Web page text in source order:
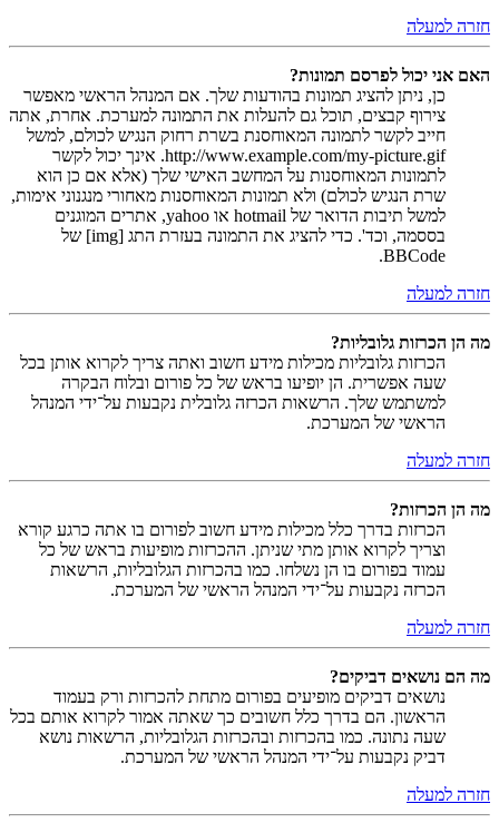
חזרה למעלה
האם אני יכול לפרסם תמונות?
כן, ניתן להציג תמונות בהודעות שלך. אם המנהל הראשי מאפשר
צירוף קבצים, תוכל גם להעלות את התמונה למערכת. אחרת, אתה
חייב לקשר לתמונה המאוחסנת בשרת רחוק הנגיש לכולם, למשל
http://www.example.com/my-picture.gif. אינך יכול לקשר
לתמונות המאוחסנות על המחשב האישי שלך (אלא אם כן הוא
שרת הנגיש לכולם) ולא תמונות המאוחסנות מאחורי מנגנוני אימות,
למשל תיבות הדואר של hotmail או yahoo, אתרים המוגנים
בססמה, וכד'. כדי להציג את התמונה בעזרת התג [img] של
BBCode.
חזרה למעלה
מה הן הכרזות גלובליות?
הכרזות גלובליות מכילות מידע חשוב ואתה צריך לקרוא אותן בכל
שעה אפשרית. הן יופיעו בראש של כל פורום ובלוח הבקרה
למשתמש שלך. הרשאות הכרזה גלובלית נקבעות על־ידי המנהל
הראשי של המערכת.
חזרה למעלה
מה הן הכרזות?
הכרזות בדרך כלל מכילות מידע חשוב לפורום בו אתה כרגע קורא
וצריך לקרוא אותן מתי שניתן. ההכרזות מופיעות בראש של כל
עמוד בפורום בו הן נשלחו. כמו בהכרזות הגלובליות, הרשאות
הכרזה נקבעות על־ידי המנהל הראשי של המערכת.
חזרה למעלה
מה הם נושאים דביקים?
נושאים דביקים מופיעים בפורום מתחת להכרזות ורק בעמוד
הראשון. הם בדרך כלל חשובים כך שאתה אמור לקרוא אותם בכל
שעה נתונה. כמו בהכרזות ובהכרזות הגלובליות, הרשאות נושא
דביק נקבעות על־ידי המנהל הראשי של המערכת.
חזרה למעלה